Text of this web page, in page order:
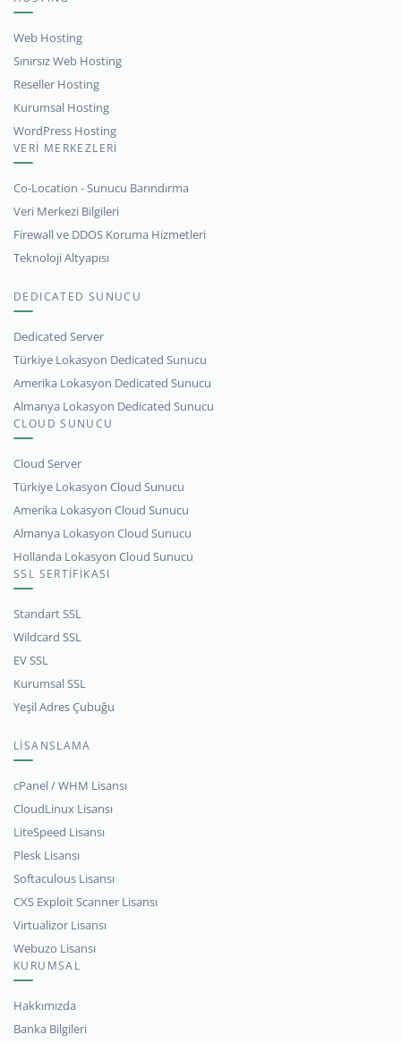
Web Hosting
Sınırsız Web Hosting
Reseller Hosting
Kurumsal Hosting
WordPress Hosting
VERİ MERKEZLERİ
Co-Location - Sunucu Barındırma
Veri Merkezi Bilgileri
Firewall ve DDOS Koruma Hizmetleri
Teknoloji Altyapısı
DEDICATED SUNUCU
Dedicated Server
Türkiye Lokasyon Dedicated Sunucu
Amerika Lokasyon Dedicated Sunucu
Almanya Lokasyon Dedicated Sunucu
CLOUD SUNUCU
Cloud Server
Türkiye Lokasyon Cloud Sunucu
Amerika Lokasyon Cloud Sunucu
Almanya Lokasyon Cloud Sunucu
Hollanda Lokasyon Cloud Sunucu
SSL SERTİFİKASI
Standart SSL
Wildcard SSL
EV SSL
Kurumsal SSL
Yeşil Adres Çubuğu
LİSANSLAMA
cPanel / WHM Lisansı
CloudLinux Lisansı
LiteSpeed Lisansı
Plesk Lisansı
Softaculous Lisansı
CXS Exploit Scanner Lisansı
Virtualizor Lisansı
Webuzo Lisansı
KURUMSAL
Hakkımızda
Banka Bilgileri